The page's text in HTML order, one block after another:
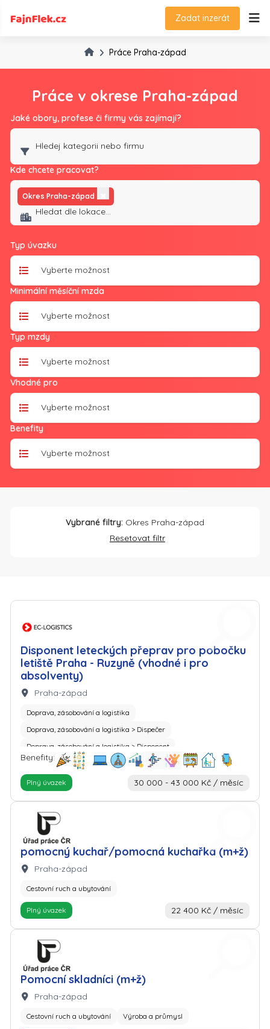
Zadat inzerát
Práce Praha-západ
Práce v okrese Praha-západ
Jaké obory, profese či firmy vás zajímají?
Kde chcete pracovat?
Okres Praha-západ
Typ úvazku
Vyberte možnost
Minimální měsíční mzda
Vyberte možnost
Typ mzdy
Vyberte možnost
Vhodné pro
Vyberte možnost
Benefity
Vyberte možnost
Vybrané filtry: Okres Praha-západ
Resetovat filtr
Disponent leteckých přeprav pro pobočku
letiště Praha - Ruzyně (vhodné i pro
absolventy)
Lokalita:
Praha-západ
Doprava, zásobování a logistika
Doprava, zásobování a logistika > Dispečer
Doprava, zásobování a logistika > Disponent
Benefity:
Plný úvazek 30 000 - 43 000 Kč / měsíc
pomocný kuchař/pomocná kuchařka (m+ž)
Zaměstnavatel: Úřad práce
Lokalita:
Praha-západ
Cestovní ruch a ubytování
Plný úvazek 22 400 Kč / měsíc
Pomocní skladníci (m+ž)
Zaměstnavatel: Úřad práce
Lokalita:
Praha-západ
Cestovní ruch a ubytování Výroba a průmysl